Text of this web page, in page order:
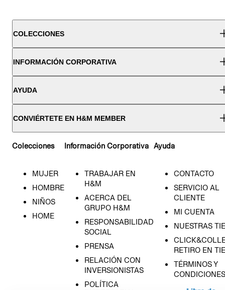
COLECCIONES
INFORMACIÓN CORPORATIVA
AYUDA
CONVIÉRTETE EN H&M MEMBER
Colecciones
MUJER
HOMBRE
NIÑOS
HOME
Información Corporativa
TRABAJAR EN
H&M
ACERCA DEL
GRUPO H&M
RESPONSABILIDAD
SOCIAL
PRENSA
RELACIÓN CON
INVERSIONISTAS
POLÍTICA
Ayuda
CONTACTO
SERVICIO AL
CLIENTE
MI CUENTA
NUESTRAS
RETIRO EN
TÉRMINOS Y
CONDICIONES